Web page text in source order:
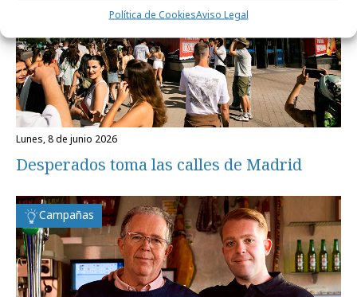
Política de CookiesAviso Legal
lunes, 8 de junio 2026
Desperados toma las calles de Madrid
Campañas